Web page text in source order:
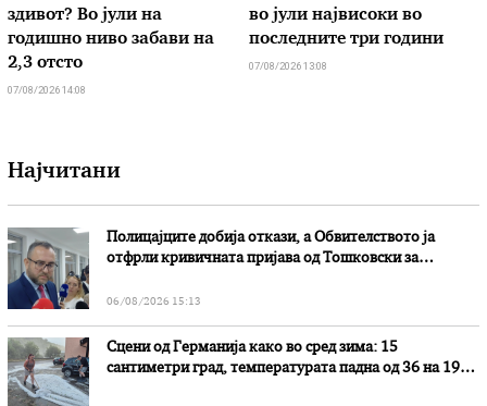
здивот? Во јули на
годишно ниво забави на
2,3 отсто
07/08/2026 14:08
во јули највисоки во
последните три години
07/08/2026 13:08
Најчитани
Полицајците добија откази, а Обвителството ја
отфрли кривичната пријава од Тошковски за
06/08/2026 15:13
Сцени од Германија како во сред зима: 15
сантиметри град, температурата падна од 36 на 19